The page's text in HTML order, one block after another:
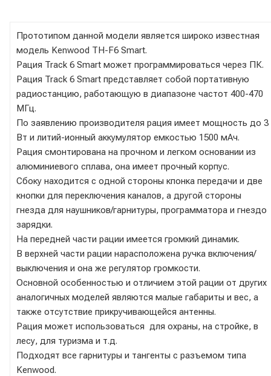
Прототипом данной модели является широко известная
модель Kenwood TH-F6 Smart.
Рация Track 6 Smart может программироваться через ПК.
Рация Track 6 Smart представляет собой портативную
радиостанцию, работающую в диапазоне частот 400-470
МГц.
По заявлению производителя рация имеет мощность до 3
Вт и литий-ионный аккумулятор емкостью 1500 мАч.
Рация смонтирована на прочном и легком основании из
алюминиевого сплава, она имеет прочный корпус.
Сбоку находится с одной стороны кпонка передачи и две
кнопки для переключения каналов, а другой стороны
гнезда для наушников/гарнитуры, программатора и гнездо
зарядки.
На передней части рации имеется громкий динамик.
В верхней части рации нарасположена ручка включения/
выключения и она же регулятор громкости.
Основной особенностью и отличием этой рации от других
аналогичных моделей являются малые габариты и вес, а
также отсутствие прикручивающейся антенны.
Рация может использоваться для охраны, на стройке, в
лесу, для туризма и т.д.
Подходят все гарнитуры и тангенты с разъемом типа
Kenwood.